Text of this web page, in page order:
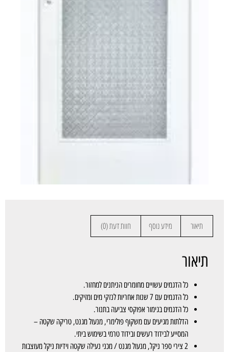
תיאור מידע נוסף חוות דעת (0)
תיאור
כל הדגמים עשויים מחומרים הניתנים למחזור.
כל הדגמים עם 7 שנות אחריות לנזקי מים ומזיקים.
כל הדגמים בגימור אפוקסי צביעה בתנור.
הדלתות מגיעים עם משקוף פולימרי, מנעול מגנט, טריקה שקטה –
המסייע לבידוד רעשים ובידוד טרמי בשימוש ביתי.
2 צירי ספר ניקל, מנעול מגנט / מכני נעילה שקטה וידיות ניקל מעוצבות